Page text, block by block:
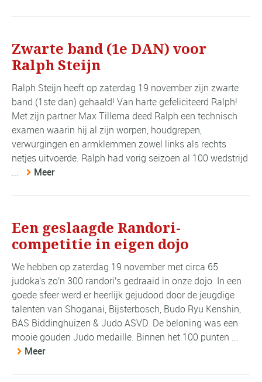
Zwarte band (1e DAN) voor
Ralph Steijn
Ralph Steijn heeft op zaterdag 19 november zijn zwarte
band (1ste dan) gehaald! Van harte gefeliciteerd Ralph!
Met zijn partner Max Tillema deed Ralph een technisch
examen waarin hij al zijn worpen, houdgrepen,
verwurgingen en armklemmen zowel links als rechts
netjes uitvoerde. Ralph had vorig seizoen al 100 wedstrijd
...
Meer
Een geslaagde Randori-
competitie in eigen dojo
We hebben op zaterdag 19 november met circa 65
judoka's zo'n 300 randori's gedraaid in onze dojo. In een
goede sfeer werd er heerlijk gejudood door de jeugdige
talenten van Shoganai, Bijsterbosch, Budo Ryu Kenshin,
BAS Biddinghuizen & Judo ASVD. De beloning was een
mooie gouden Judo medaille. Binnen het 100 punten ...
Meer